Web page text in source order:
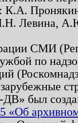
К.А.
Левина,
СМИ
по
был